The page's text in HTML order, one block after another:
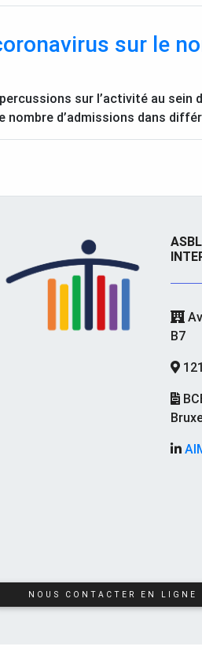
sur le
sur l’activité au
d’admissions dans
B7
NOUS CONTACTER EN LIGNE